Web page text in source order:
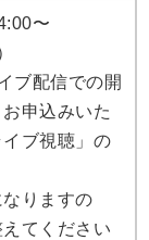
〜
ブ配信での開
申込みいた
ブ視聴」の
りますの
てください